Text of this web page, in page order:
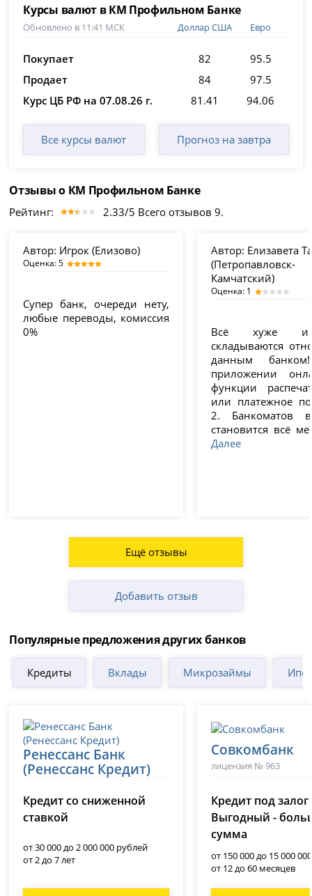
Курсы валют в КМ Профильном Банке
Обновлено в 11:41 МСК Доллар США Евро
Покупает 82
95.5
Продает
84
97.5
Курс ЦБ РФ на 07.08.26 г.
81.41 94.06
Все курсы валют Прогноз на завтра
Отзывы о КМ Профильном Банке
Рейтинг: 2.33/5 Всего отзывов 9.
Автор: Игрок (Елизово)
Оценка: 5
Супер банк, очереди нету,
любые переводы, комиссия
0%
Автор: Елизавета
(Петропавловск-
Камчатский)
Оценка: 1
Всё хуже
складываются
данным
приложении
функции
или платежное
2. Банкоматов
становится всё
Далее
Ещё отзывы
Добавить отзыв
Популярные предложения других банков
Кредиты Вклады Микрозаймы
Ренессанс Банк
(Ренессанс Кредит)
Кредит со сниженной
ставкой
от 30 000 до 2 000 000 рублей
от 2 до 7 лет
Совкомбанк
лицензия № 963
Кредит под залог
Выгодный -
сумма
от 150 000 до 15 000
от 12 до 60 месяцев